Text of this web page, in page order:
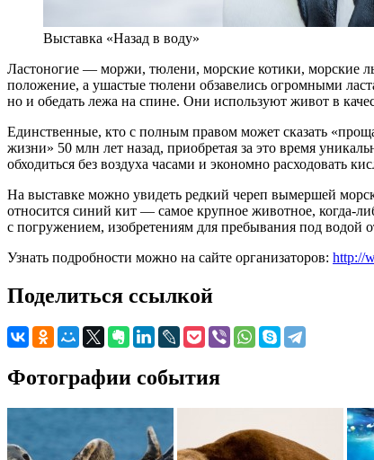
Выставка «Назад в воду»
Ластоногие — моржи, тюлени, морские котики, морские
положение, а ушастые тюлени обзавелись огромными
но и обедать лежа на спине. Они используют живот в
Единственные, кто с полным правом может сказать
жизни» 50 млн лет назад, приобретая за это время
обходиться без воздуха часами и экономно расходовать
На выставке можно увидеть редкий череп вымершей
относится синий кит — самое крупное животное, когда-
с погружением, изобретениям для пребывания под
Узнать подробности можно на сайте организаторов: http://
Поделиться ссылкой
Фотографии события